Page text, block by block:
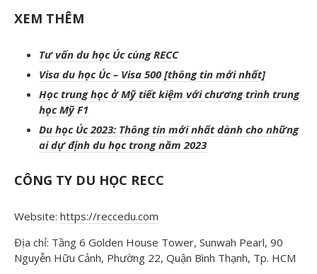
XEM THÊM
Tư vấn du học Úc cùng RECC
Visa du học Úc – Visa 500 [thông tin mới nhất]
Học trung học ở Mỹ tiết kiệm với chương trình trung
học Mỹ F1
Du học Úc 2023: Thông tin mới nhất dành cho những
ai dự định du học trong năm 2023
CÔNG TY DU HỌC RECC
Website: https://reccedu.com
Địa chỉ: Tầng 6 Golden House Tower, Sunwah Pearl, 90
Nguyễn Hữu Cảnh, Phường 22, Quận Bình Thạnh, Tp. HCM